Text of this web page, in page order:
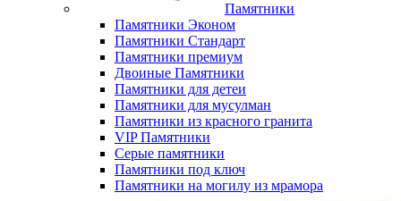
Памятники
Памятники Эконом
Памятники Стандарт
Памятники премиум
Двоиные Памятники
Памятники для детеи
Памятники для мусулман
Памятники из красного гранита
VIP Памятники
Серые памятники
Памятники под ключ
Памятники на могилу из мрамора